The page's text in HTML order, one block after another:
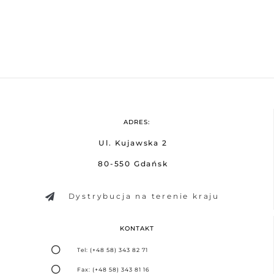
ADRES:
Ul. Kujawska 2
80-550 Gdańsk
Dystrybucja na terenie kraju
KONTAKT
Tel: (+48 58) 343 82 71
Fax: (+48 58) 343 81 16